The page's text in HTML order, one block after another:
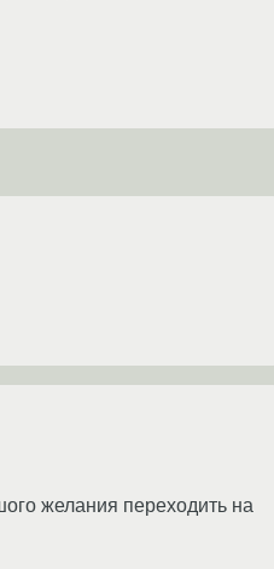
желания переходить на